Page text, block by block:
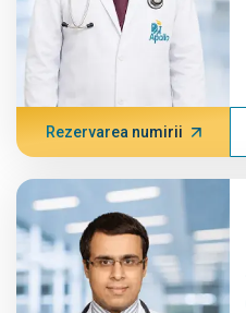
Rezervarea numirii